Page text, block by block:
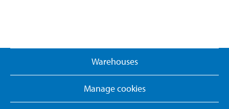
Warehouses
Manage cookies